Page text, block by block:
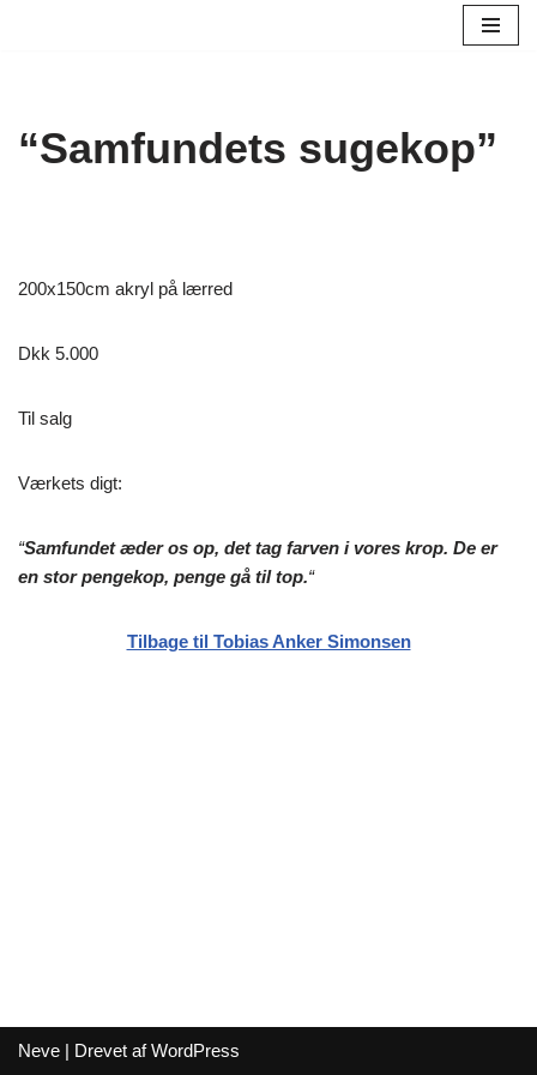
“Samfundets sugekop”
200x150cm akryl på lærred
Dkk 5.000
Til salg
Værkets digt:
“Samfundet æder os op, det tag farven i vores krop. De er
en stor pengekop, penge gå til top.“
Tilbage til Tobias Anker Simonsen
Neve | Drevet afWordPress